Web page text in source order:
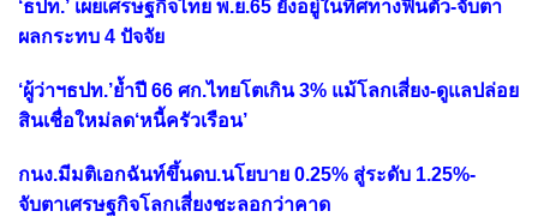
‘ธปท.’ เผยเศรษฐกิจไทย พ.ย.65 ยังอยู่ในทิศทางฟื้นตัว-จับตา
ผลกระทบ 4 ปัจจัย
‘ผู้ว่าฯธปท.’ย้ำปี 66 ศก.ไทยโตเกิน 3% แม้โลกเสี่ยง-ดูแลปล่อย
สินเชื่อใหม่ลด‘หนี้ครัวเรือน’
กนง.มีมติเอกฉันท์ขึ้นดบ.นโยบาย 0.25% สู่ระดับ 1.25%-
จับตาเศรษฐกิจโลกเสี่ยงชะลอกว่าคาด